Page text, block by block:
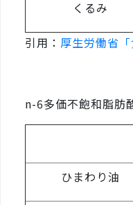
くるみ
引用： 厚生労働省「
n-6多価不飽和脂肪
ひまわり油